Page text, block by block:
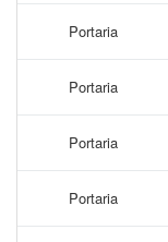
Portaria
Portaria
Portaria
Portaria